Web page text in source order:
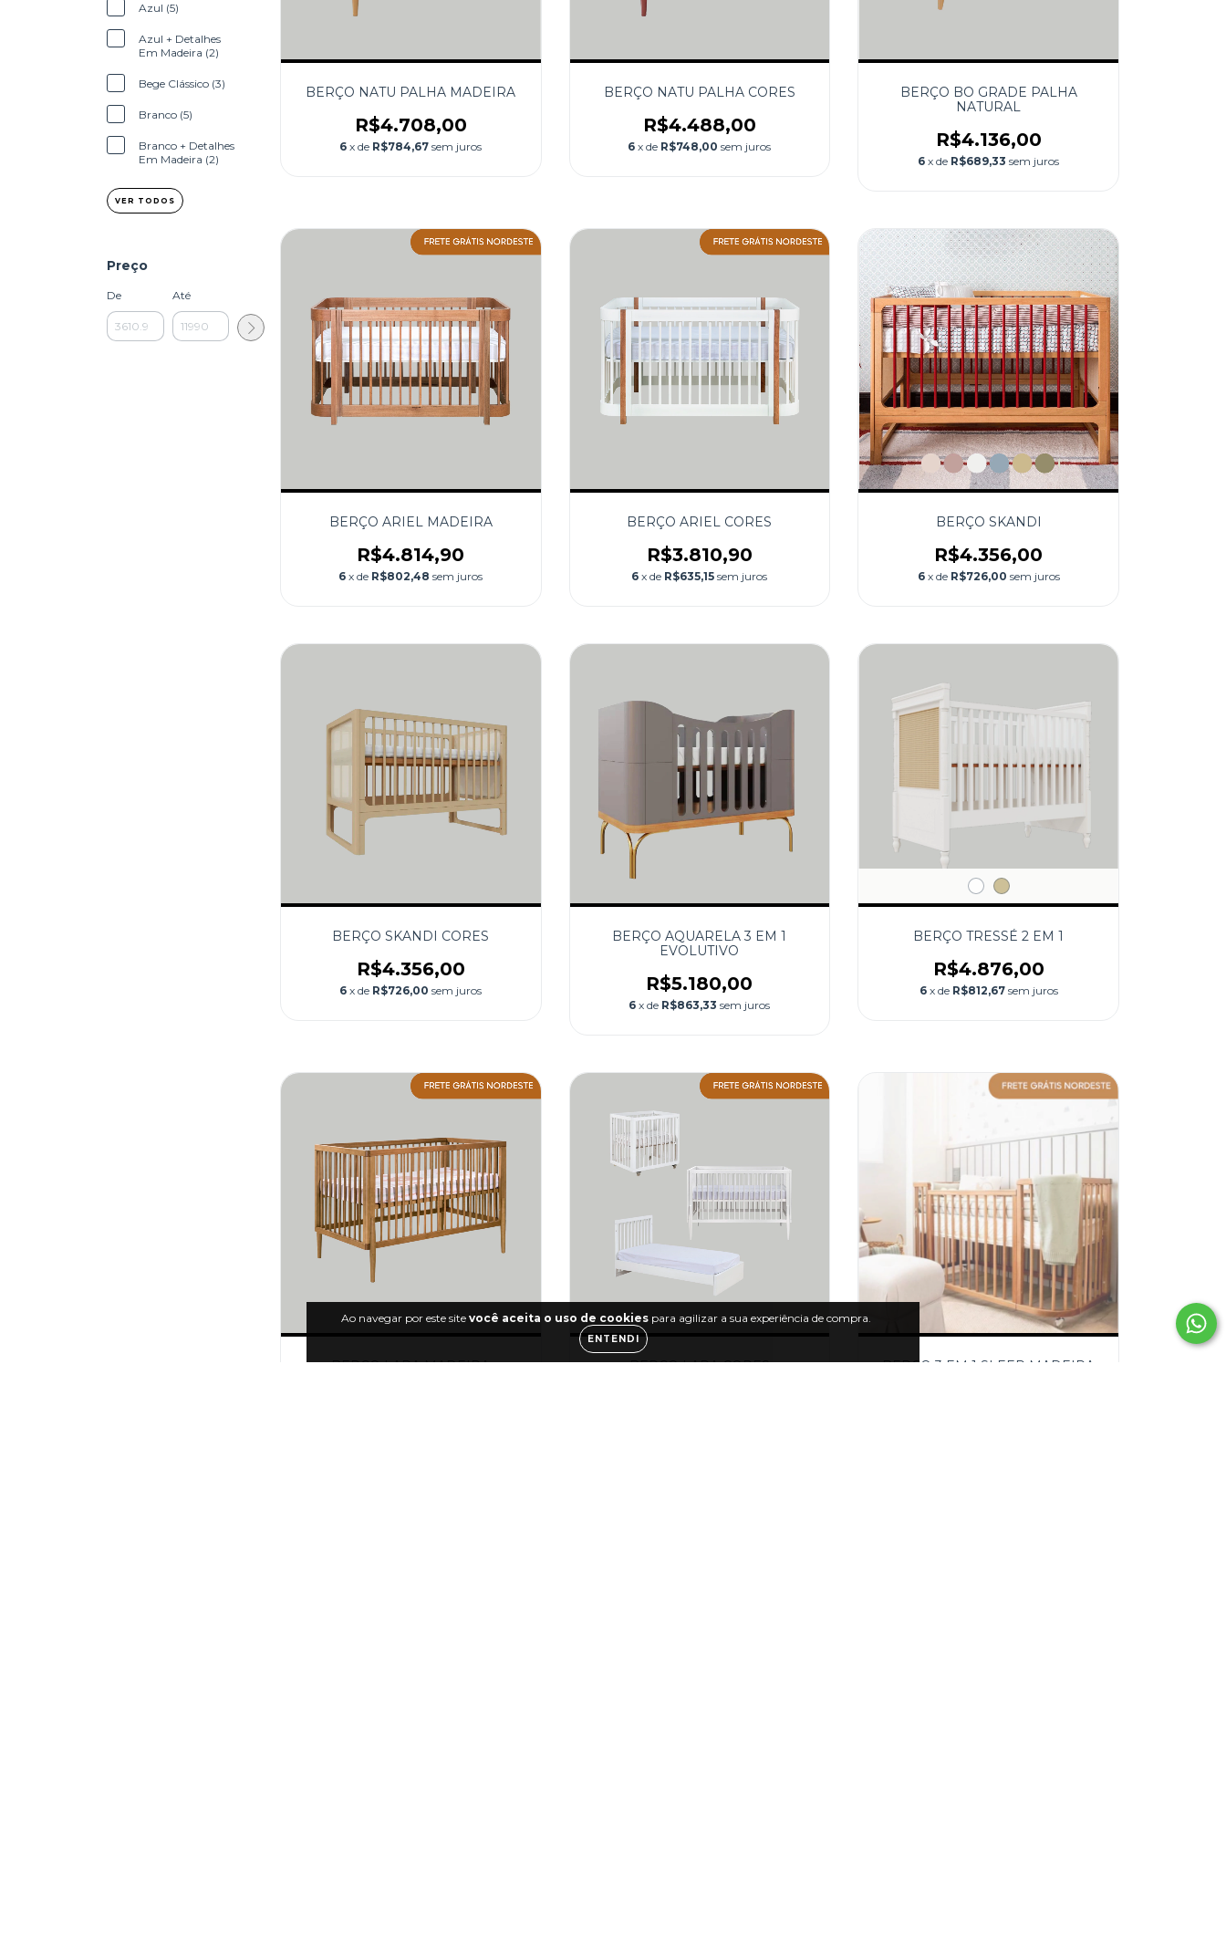
Ao navegar por este site você aceita o uso de cookiespara agilizar a sua experiência de compra.
ENTENDI
Azul (5)
Azul + Detalhes
Em Madeira (2)
Bege Clássico (3)
Branco (5)
Branco + Detalhes
Em Madeira (2)
VER TODOS
Preço
De Até
BERÇO NATU PALHA MADEIRA
R$4.708,00
6 x de R$784,67 sem juros
BERÇO NATU PALHA CORES
R$4.488,00
6 x de R$748,00 sem juros
BERÇO BO GRADE PALHA
NATURAL
R$4.136,00
6 x de R$689,33 sem juros
BERÇO ARIEL MADEIRA
R$4.814,90
6 x de R$802,48 sem juros
BERÇO ARIEL CORES
R$3.810,90
6 x de R$635,15 sem juros
BERÇO SKANDI
R$4.356,00
6 x de R$726,00 sem juros
BERÇO SKANDI CORES
R$4.356,00
6 x de R$726,00 sem juros
BERÇO AQUARELA 3 EM 1
EVOLUTIVO
R$5.180,00
6 x de R$863,33 sem juros
BERÇO TRESSÉ 2 EM 1
R$4.876,00
6 x de R$812,67 sem juros
BERÇO LARA MADEIRA BERÇO LARA CORES BERÇO 3 EM 1 SLEEP MADEIRA